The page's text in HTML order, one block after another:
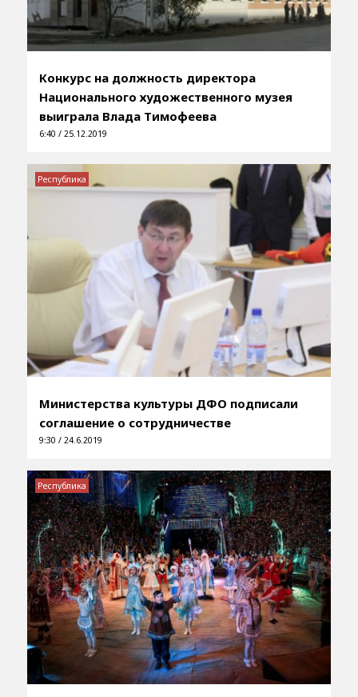
Конкурс на должность директора
Национального художественного музея
выиграла Влада Тимофеева
6:40 / 25.12.2019
Министерства культуры ДФО подписали
соглашение о сотрудничестве
9:30 / 24.6.2019
Республика
Республика